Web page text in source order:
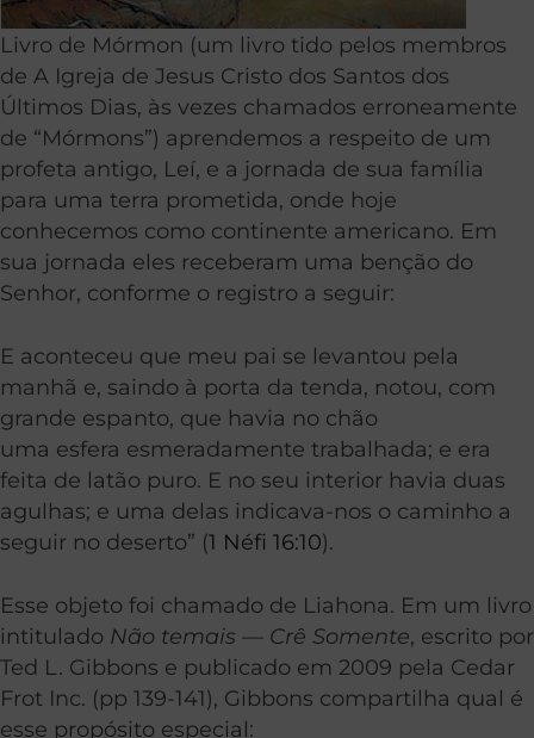
Livro de Mórmon (um livro tido pelos membros
de A Igreja de Jesus Cristo dos Santos dos
Últimos Dias, às vezes chamados erroneamente
de “Mórmons”) aprendemos a respeito de um
profeta antigo, Leí, e a jornada de sua família
para uma terra prometida, onde hoje
conhecemos como continente americano. Em
sua jornada eles receberam uma benção do
Senhor, conforme o registro a seguir:
E aconteceu que meu pai se levantou pela
manhã e, saindo à porta da tenda, notou, com
grande espanto, que havia no chão
uma esfera esmeradamente trabalhada; e era
feita de latão puro. E no seu interior havia duas
agulhas; e uma delas indicava-nos o caminho a
seguir no deserto” (1 Néfi 16:10).
Esse objeto foi chamado de Liahona. Em um livro
intitulado Não temais — Crê Somente, escrito por
Ted L. Gibbons e publicado em 2009 pela Cedar
Frot Inc. (pp 139-141), Gibbons compartilha qual é
esse propósito especial: